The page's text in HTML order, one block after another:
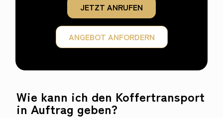
JETZT ANRUFEN
ANGEBOT ANFORDERN
Wie kann ich den Koffertransport
in Auftrag geben?